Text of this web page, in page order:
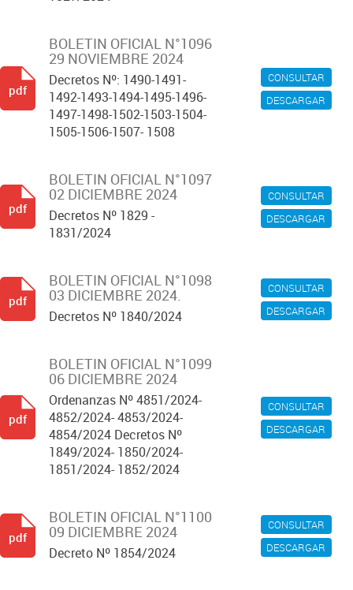
CONSULTAR
DESCARGAR
BOLETIN OFICIAL N°1096
29 NOVIEMBRE 2024
Decretos Nº: 1490-1491-
1492-1493-1494-1495-1496-
1497-1498-1502-1503-1504-
1505-1506-1507- 1508
pdf
CONSULTAR
DESCARGAR
BOLETIN OFICIAL N°1097
02 DICIEMBRE 2024
Decretos Nº 1829 -
1831/2024
pdf
CONSULTAR
DESCARGAR
BOLETIN OFICIAL N°1098
03 DICIEMBRE 2024.
Decretos Nº 1840/2024
pdf
CONSULTAR
DESCARGAR
BOLETIN OFICIAL N°1099
06 DICIEMBRE 2024
Ordenanzas Nº 4851/2024-
4852/2024- 4853/2024-
4854/2024 Decretos Nº
1849/2024- 1850/2024-
1851/2024- 1852/2024
pdf
CONSULTAR
DESCARGAR
BOLETIN OFICIAL N°1100
09 DICIEMBRE 2024
Decreto Nº 1854/2024
pdf